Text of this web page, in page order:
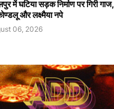
में घटिया सड़क निर्माण पर गिरी गाज,
और लक्ष्मैया नपे
06, 2026